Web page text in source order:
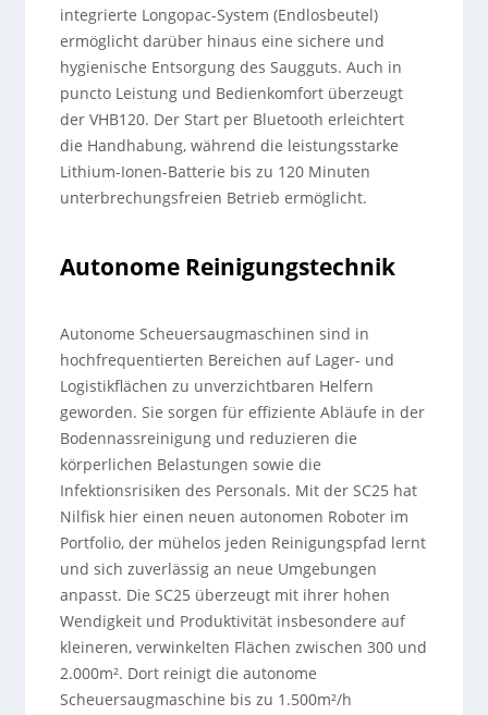
integrierte Longopac-System (Endlosbeutel)
ermöglicht darüber hinaus eine sichere und
hygienische Entsorgung des Saugguts. Auch in
puncto Leistung und Bedienkomfort überzeugt
der VHB120. Der Start per Bluetooth erleichtert
die Handhabung, während die leistungsstarke
Lithium-Ionen-Batterie bis zu 120 Minuten
unterbrechungsfreien Betrieb ermöglicht.
Autonome Reinigungstechnik
Autonome Scheuersaugmaschinen sind in
hochfrequentierten Bereichen auf Lager- und
Logistikflächen zu unverzichtbaren Helfern
geworden. Sie sorgen für effiziente Abläufe in der
Bodennassreinigung und reduzieren die
körperlichen Belastungen sowie die
Infektionsrisiken des Personals. Mit der SC25 hat
Nilfisk hier einen neuen autonomen Roboter im
Portfolio, der mühelos jeden Reinigungspfad lernt
und sich zuverlässig an neue Umgebungen
anpasst. Die SC25 überzeugt mit ihrer hohen
Wendigkeit und Produktivität insbesondere auf
kleineren, verwinkelten Flächen zwischen 300 und
2.000m². Dort reinigt die autonome
Scheuersaugmaschine bis zu 1.500m²/h